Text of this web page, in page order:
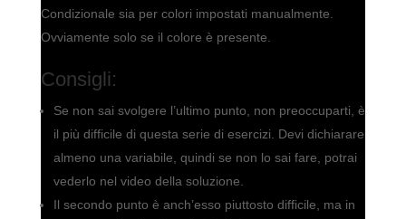
Condizionale sia per colori impostati manualmente.
Ovviamente solo se il colore è presente.
Consigli:
Se non sai svolgere l’ultimo punto, non preoccuparti, è
il più difficile di questa serie di esercizi. Devi dichiarare
almeno una variabile, quindi se non lo sai fare, potrai
vederlo nel video della soluzione.
Il secondo punto è anch’esso piuttosto difficile, ma in